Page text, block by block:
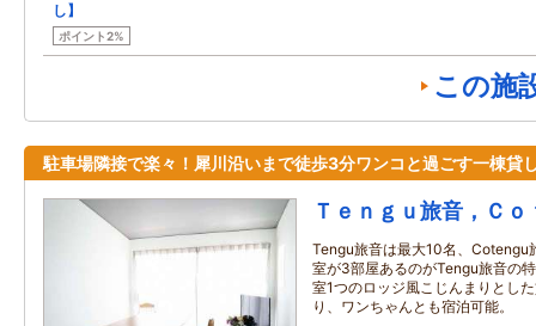
し】
ポイント2%
この施
駐車場隣接で楽々！犀川沿いまで徒歩3分ワンコと過ごす一棟貸
Ｔｅｎｇｕ旅音，Ｃ
Tengu旅音は最大10名、Cotengu
室が3部屋あるのがTengu旅音の
室1つのロッジ風こじんまりとし
り、ワンちゃんとも宿泊可能。